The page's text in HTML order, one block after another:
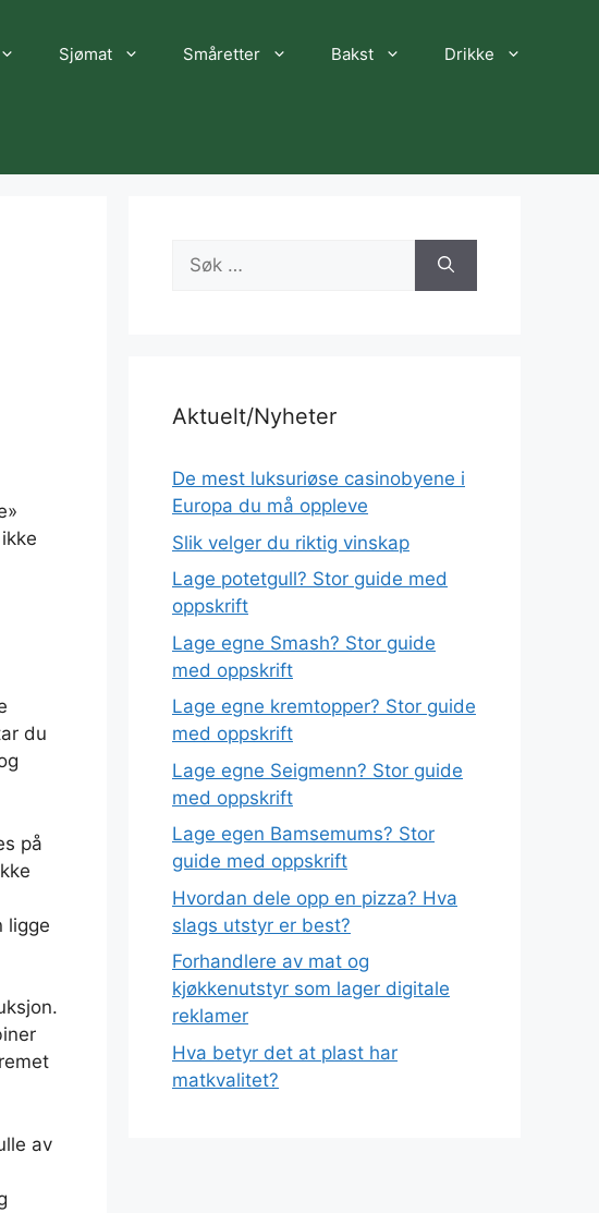
Sjømat Småretter Bakst Drikke
du
på
ligge
av
Søk
etter:
Aktuelt/Nyheter
De mest luksuriøse casinobyene i
Europa du må oppleve
Slik velger du riktig vinskap
Lage potetgull? Stor guide med
oppskrift
Lage egne Smash? Stor guide
med oppskrift
Lage egne kremtopper? Stor guide
med oppskrift
Lage egne Seigmenn? Stor guide
med oppskrift
Lage egen Bamsemums? Stor
guide med oppskrift
Hvordan dele opp en pizza? Hva
slags utstyr er best?
Forhandlere av mat og
kjøkkenutstyr som lager digitale
reklamer
Hva betyr det at plast har
matkvalitet?